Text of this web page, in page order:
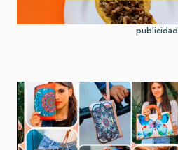
publicidad